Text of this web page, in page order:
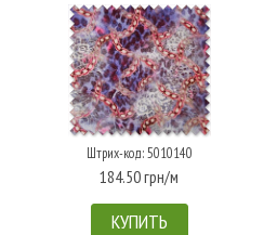
Штрих-код: 5010140
184.50 грн/м
КУПИТЬ